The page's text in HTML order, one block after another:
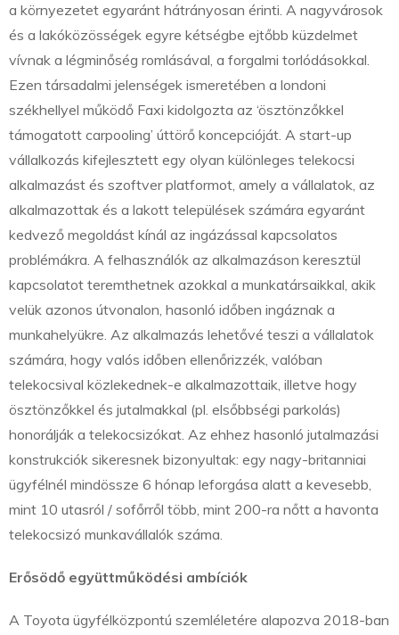
a környezetet egyaránt hátrányosan érinti. A nagyvárosok
és a lakóközösségek egyre kétségbe ejtőbb küzdelmet
vívnak a légminőség romlásával, a forgalmi torlódásokkal.
Ezen társadalmi jelenségek ismeretében a londoni
székhellyel működő Faxi kidolgozta az ‘ösztönzőkkel
támogatott carpooling’ úttörő koncepcióját. A start-up
vállalkozás kifejlesztett egy olyan különleges telekocsi
alkalmazást és szoftver platformot, amely a vállalatok, az
alkalmazottak és a lakott települések számára egyaránt
kedvező megoldást kínál az ingázással kapcsolatos
problémákra. A felhasználók az alkalmazáson keresztül
kapcsolatot teremthetnek azokkal a munkatársaikkal, akik
velük azonos útvonalon, hasonló időben ingáznak a
munkahelyükre. Az alkalmazás lehetővé teszi a vállalatok
számára, hogy valós időben ellenőrizzék, valóban
telekocsival közlekednek-e alkalmazottaik, illetve hogy
ösztönzőkkel és jutalmakkal (pl. elsőbbségi parkolás)
honorálják a telekocsizókat. Az ehhez hasonló jutalmazási
konstrukciók sikeresnek bizonyultak: egy nagy-britanniai
ügyfélnél mindössze 6 hónap leforgása alatt a kevesebb,
mint 10 utasról / sofőrről több, mint 200-ra nőtt a havonta
telekocsizó munkavállalók száma.
Erősödő együttműködési ambíciók
A Toyota ügyfélközpontú szemléletére alapozva 2018-ban